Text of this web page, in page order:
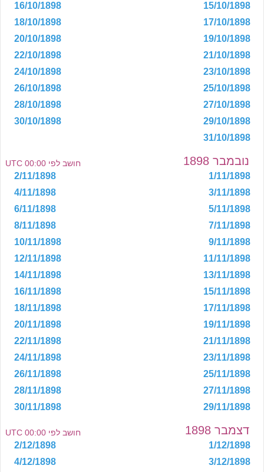
15/10/1898
16/10/1898
17/10/1898
18/10/1898
19/10/1898
20/10/1898
21/10/1898
22/10/1898
23/10/1898
24/10/1898
25/10/1898
26/10/1898
27/10/1898
28/10/1898
29/10/1898
30/10/1898
31/10/1898
נובמבר 1898 חושב לפי 00:00 UTC
1/11/1898
2/11/1898
3/11/1898
4/11/1898
5/11/1898
6/11/1898
7/11/1898
8/11/1898
9/11/1898
10/11/1898
11/11/1898
12/11/1898
13/11/1898
14/11/1898
15/11/1898
16/11/1898
17/11/1898
18/11/1898
19/11/1898
20/11/1898
21/11/1898
22/11/1898
23/11/1898
24/11/1898
25/11/1898
26/11/1898
27/11/1898
28/11/1898
29/11/1898
30/11/1898
דצמבר 1898 חושב לפי 00:00 UTC
1/12/1898
2/12/1898
3/12/1898
4/12/1898